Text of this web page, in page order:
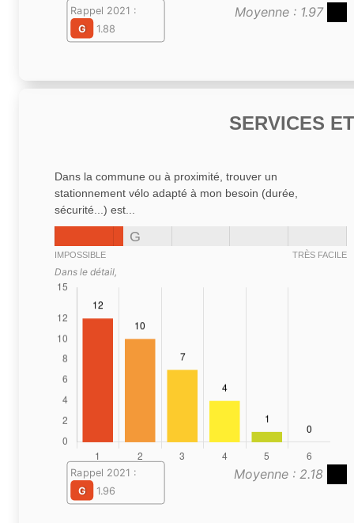
Moyenne : 1.97
Rappel 2021 :
G
1.88
SERVICES
Dans la commune ou à proximité, trouver un
stationnement vélo adapté à mon besoin (durée,
sécurité...) est...
G
IMPOSSIBLE TRÈS FACILE
Dans le détail,
Moyenne : 2.18
Rappel 2021 :
G
1.96